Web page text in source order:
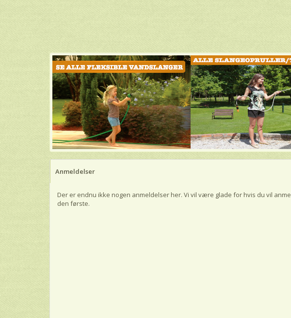
Anmeldelser
Der er endnu ikke nogen anmeldelser her. Vi vil være glade for hvis du vil
den første.